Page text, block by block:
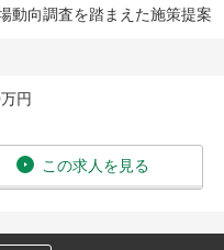
動向調査を踏まえた施策提案
円
この求人を見る